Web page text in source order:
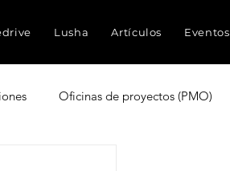
Lusha Artículos Eventos
Oficinas de proyectos (PMO)